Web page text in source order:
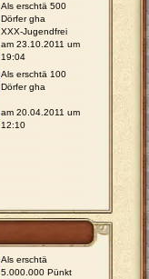
Als erschtä 500
Dörfer gha
XXX-Jugendfrei
am 23.10.2011 um
19:04
Als erschtä 100
Dörfer gha
am 20.04.2011 um
12:10
Als erschtä
5.000.000 Pünkt